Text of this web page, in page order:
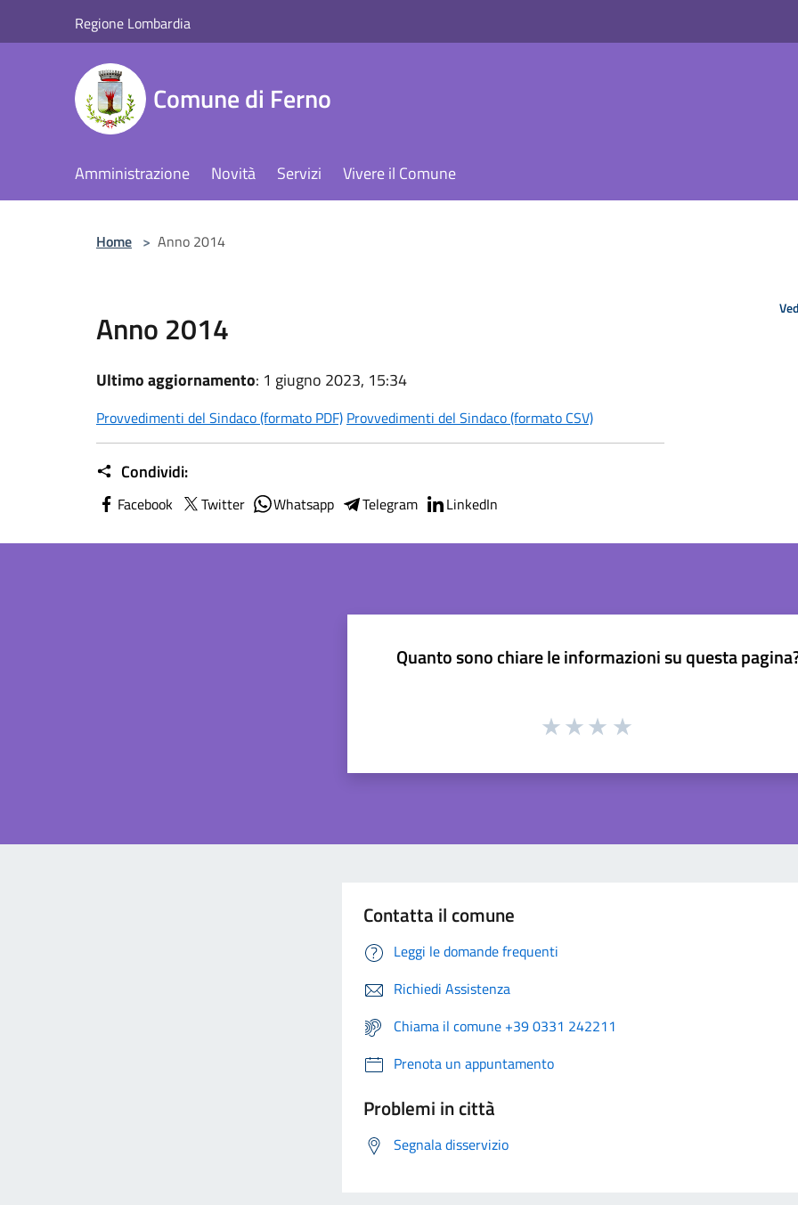
Regione Lombardia
Comune di Ferno
Amministrazione Novità Servizi Vivere il Comune
Home > Anno 2014
Anno 2014
Ultimo aggiornamento: 1 giugno 2023, 15:34
Provvedimenti del Sindaco (formato PDF) Provvedimenti del Sindaco (formato CSV)
Condividi:
Facebook Twitter Whatsapp Telegram LinkedIn
Quanto sono chiare le informazioni su questa
Contatta il comune
Leggi le domande frequenti
Richiedi Assistenza
Chiama il comune +39 0331 242211
Prenota un appuntamento
Problemi in città
Segnala disservizio